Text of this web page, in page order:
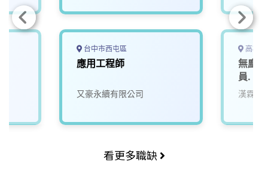
台中市西屯區
應用工程師
又豪永續有限公司
高雄
無塵
員.
漢霖科
看更多職缺